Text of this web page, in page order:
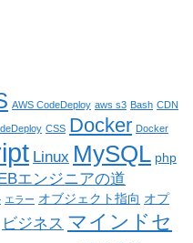
AWS CodeDeploy aws s3 Bash CDN
CSS Docker Docker
Linux MySQL php
エンジニアの道
エラー オブジェクト指向 オプ
ビジネス マインドセ